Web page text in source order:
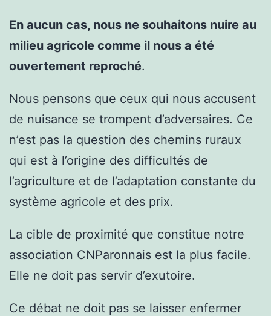
En aucun cas, nous ne souhaitons nuire au
milieu agricole comme il nous a été
ouvertement reproché.
Nous pensons que ceux qui nous accusent
de nuisance se trompent d’adversaires. Ce
n’est pas la question des chemins ruraux
qui est à l’origine des difficultés de
l’agriculture et de l’adaptation constante du
système agricole et des prix.
La cible de proximité que constitue notre
association CNParonnais est la plus facile.
Elle ne doit pas servir d’exutoire.
Ce débat ne doit pas se laisser enfermer